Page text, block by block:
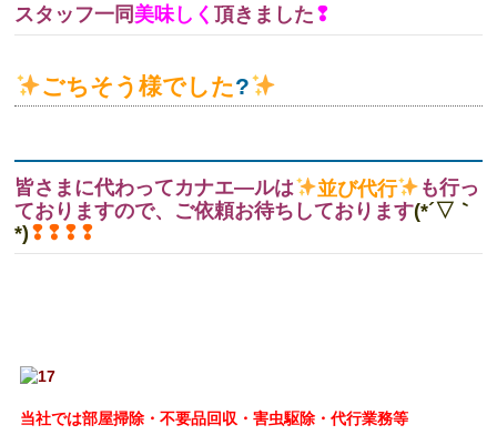
スタッフ一同 美味しく頂きました ❢
ごちそう様でした?
皆さまに代わってカナエ―ルは 並び代行
も行っ
ておりますので、ご依頼お待ちしております(*´▽｀
*) ❢❢❢❢
当社では部屋掃除・不要品回収・害虫駆除・代行業務等